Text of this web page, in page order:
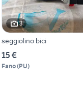
3
seggiolino bici
15 €
Fano(PU)